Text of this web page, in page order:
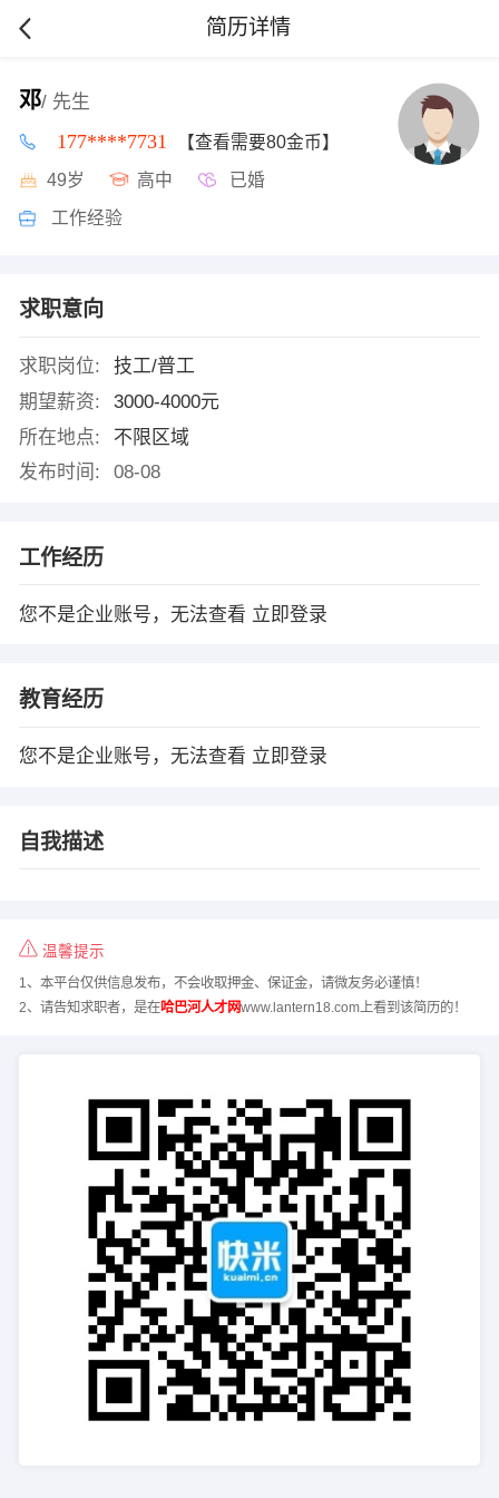
简历详情
邓/ 先生
177****7731 【查看需要80金币】
49岁 高中 已婚
工作经验
求职意向
求职岗位:
技工/普工
期望薪资:
3000-4000元
所在地点:
不限区域
发布时间:
08-08
工作经历
您不是企业账号，无法查看 立即登录
教育经历
您不是企业账号，无法查看 立即登录
自我描述
温馨提示
1、本平台仅供信息发布，不会收取押金、保证金，请微友务必谨慎！
2、请告知求职者，是在哈巴河人才网www.lantern18.com上看到该简历的！